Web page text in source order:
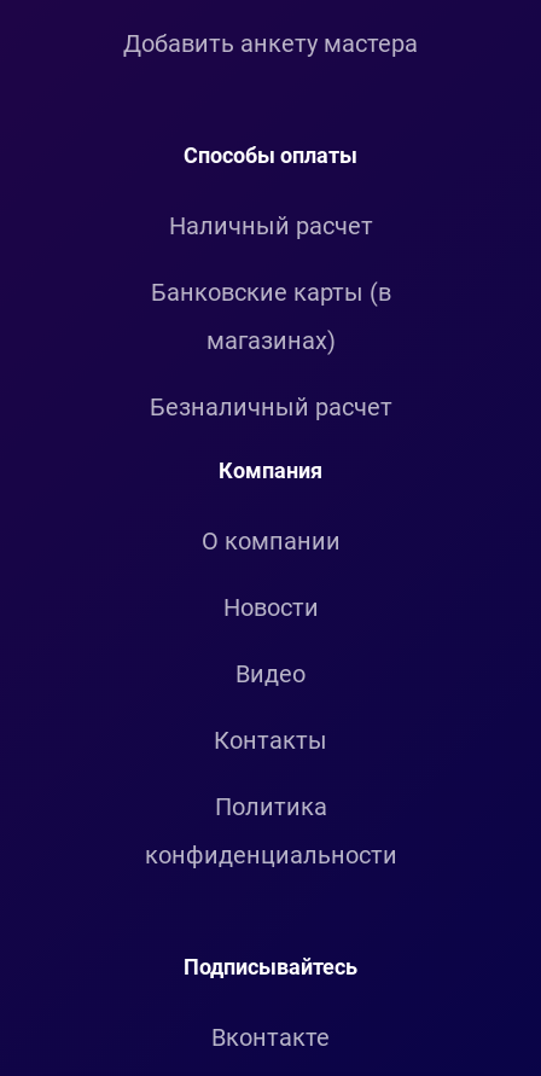
Добавить анкету мастера
Способы оплаты
Наличный расчет
Банковские карты (в
магазинах)
Безналичный расчет
Компания
О компании
Новости
Видео
Контакты
Политика
конфиденциальности
Подписывайтесь
Вконтакте